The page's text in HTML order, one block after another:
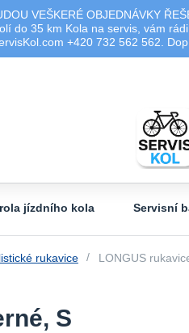
VEŠKERÉ OBJEDNÁVKY
do 35 km Kola na servis, vám
+420 732 562 562.
jízdního kola Servisní
rukavice LONGUS
S